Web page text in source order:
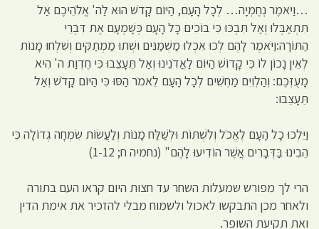
…וַיֹּאמֶר נְחֶמְיָה… לְכָל הָעָם, הַיּוֹם קָדֹשׁ הוּא לַה' אֱלֹהֵיכֶם אַל
תִּתְאַבְּלוּ וְאַל תִּבְכּוּ כִּי בוֹכִים כָּל הָעָם כְּשָׁמְעָם אֶת דִּבְרֵי
הַתּוֹרָה:וַיֹּאמֶר לָהֶם לְכוּ אִכְלוּ מַשְׁמַנִּים וּשְׁתוּ מַמְתַקִּים וְשִׁלְחוּ מָנוֹת
לְאֵין נָכוֹן לוֹ כִּי קָדוֹשׁ הַיּוֹם לַאֲדֹנֵינוּ וְאַל תֵּעָצֵבוּ כִּי חֶדְוַת ה' הִיא
מָעֻזְּכֶם: וְהַלְוִיִּם מַחְשִׁים לְכָל הָעָם לֵאמֹר הַסּוּ כִּי הַיּוֹם קָדֹשׁ וְאַל
תֵּעָצֵבוּ:
וַיֵּלְכוּ כָל הָעָם לֶאֱכֹל וְלִשְׁתּוֹת וּלְשַׁלַּח מָנוֹת וְלַעֲשׂוֹת שִׂמְחָה גְדוֹלָה כִּי
הֵבִינוּ בַּדְּבָרִים אֲשֶׁר הוֹדִיעוּ לָהֶם" (נחמיה ח; 1-12)
הרי לך מפורש שמעלות השחר עד חצות היום קראו העם בתורה
ולאחר מכן התבקשו לאכול ולשמוח מבלי להזכיר את אימת הדין
ואת תקיעת השופר.